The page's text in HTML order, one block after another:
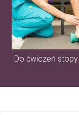
Do ćwiczeń stopy